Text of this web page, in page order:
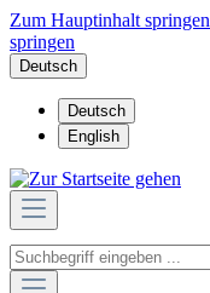
Zum Hauptinhalt springen
springen
Deutsch
Deutsch
English